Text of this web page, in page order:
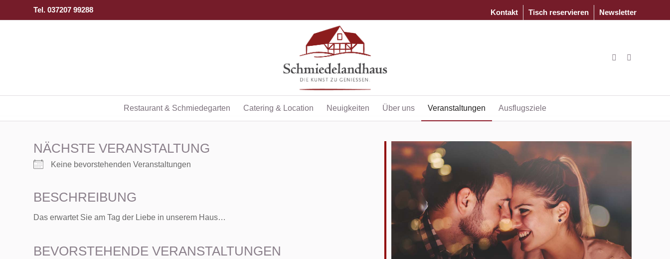
Kontakt Tisch reservieren Newsletter
Tel. 037207 99288
Restaurant & Schmiedegarten Catering & Location Neuigkeiten Über uns Veranstaltungen Ausflugsziele
NÄCHSTE VERANSTALTUNG
Keine bevorstehenden Veranstaltungen
BESCHREIBUNG
Das erwartet Sie am Tag der Liebe in unserem Haus…
BEVORSTEHENDE VERANSTALTUNGEN